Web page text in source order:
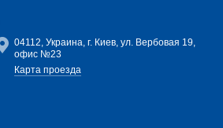
04112, Украина, г. Киев, ул. Вербовая 19,
офис №23
Карта проезда